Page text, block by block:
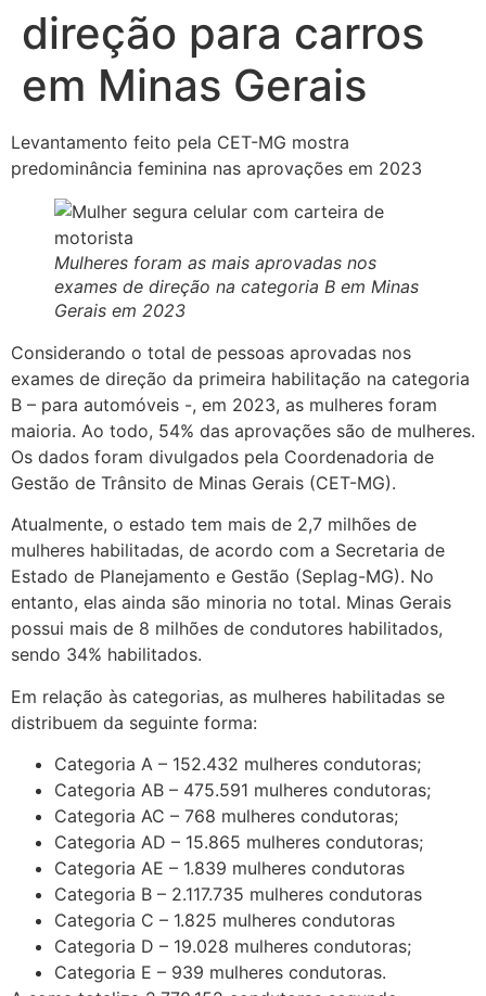
direção para carros
em Minas Gerais
Levantamento feito pela CET-MG mostra
predominância feminina nas aprovações em 2023
Mulheres foram as mais aprovadas nos
exames de direção na categoria B em Minas
Gerais em 2023
Considerando o total de pessoas aprovadas nos
exames de direção da primeira habilitação na categoria
B – para automóveis -, em 2023, as mulheres foram
maioria. Ao todo, 54% das aprovações são de mulheres.
Os dados foram divulgados pela Coordenadoria de
Gestão de Trânsito de Minas Gerais (CET-MG).
Atualmente, o estado tem mais de 2,7 milhões de
mulheres habilitadas, de acordo com a Secretaria de
Estado de Planejamento e Gestão (Seplag-MG). No
entanto, elas ainda são minoria no total. Minas Gerais
possui mais de 8 milhões de condutores habilitados,
sendo 34% habilitados.
Em relação às categorias, as mulheres habilitadas se
distribuem da seguinte forma:
Categoria A – 152.432 mulheres condutoras;
Categoria AB – 475.591 mulheres condutoras;
Categoria AC – 768 mulheres condutoras;
Categoria AD – 15.865 mulheres condutoras;
Categoria AE – 1.839 mulheres condutoras
Categoria B – 2.117.735 mulheres condutoras
Categoria C – 1.825 mulheres condutoras
Categoria D – 19.028 mulheres condutoras;
Categoria E – 939 mulheres condutoras.